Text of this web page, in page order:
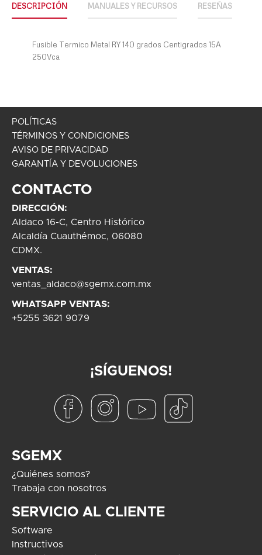
DESCRIPCIÓN MANUALES Y RECURSOS RESEÑAS
Fusible Termico Metal RY 140 grados Centigrados 15A
250Vca
POLÍTICAS
TÉRMINOS Y CONDICIONES
AVISO DE PRIVACIDAD
GARANTÍA Y DEVOLUCIONES
CONTACTO
DIRECCIÓN:
Aldaco 16-C, Centro Histórico
Alcaldía Cuauthémoc, 06080
CDMX.
VENTAS:
ventas_aldaco@sgemx.com.mx
WHATSAPP VENTAS:
+5255 3621 9079
¡SÍGUENOS!
SGEMX
¿Quiénes somos?
Trabaja con nosotros
SERVICIO AL CLIENTE
Software
Instructivos